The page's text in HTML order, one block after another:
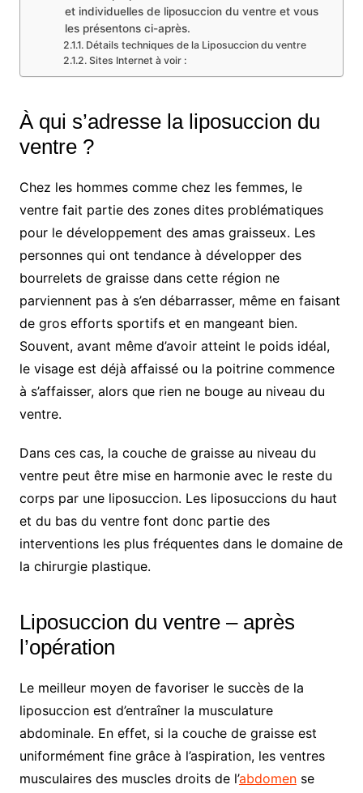
et individuelles de liposuccion du ventre et vous
les présentons ci-après.
Détails techniques de la Liposuccion du ventre
Sites Internet à voir :
À qui s’adresse la liposuccion du
ventre ?
Chez les hommes comme chez les femmes, le
ventre fait partie des zones dites problématiques
pour le développement des amas graisseux. Les
personnes qui ont tendance à développer des
bourrelets de graisse dans cette région ne
parviennent pas à s’en débarrasser, même en faisant
de gros efforts sportifs et en mangeant bien.
Souvent, avant même d’avoir atteint le poids idéal,
le visage est déjà affaissé ou la poitrine commence
à s’affaisser, alors que rien ne bouge au niveau du
ventre.
Dans ces cas, la couche de graisse au niveau du
ventre peut être mise en harmonie avec le reste du
corps par une liposuccion. Les liposuccions du haut
et du bas du ventre font donc partie des
interventions les plus fréquentes dans le domaine de
la chirurgie plastique.
Liposuccion du ventre – après
l’opération
Le meilleur moyen de favoriser le succès de la
liposuccion est d’entraîner la musculature
abdominale. En effet, si la couche de graisse est
uniformément fine grâce à l’aspiration, les ventres
musculaires des muscles droits de l’abdomense